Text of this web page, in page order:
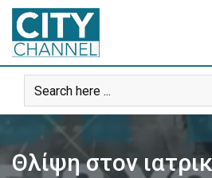
Skip
content
Θλίψη στον